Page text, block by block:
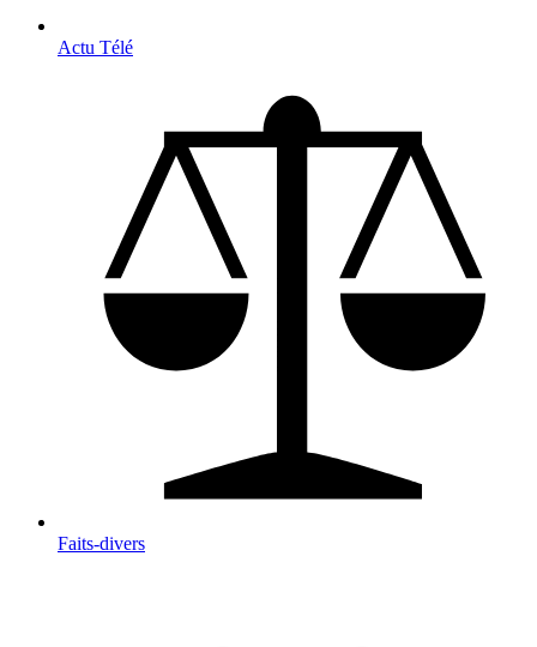
Actu Télé
Faits-divers